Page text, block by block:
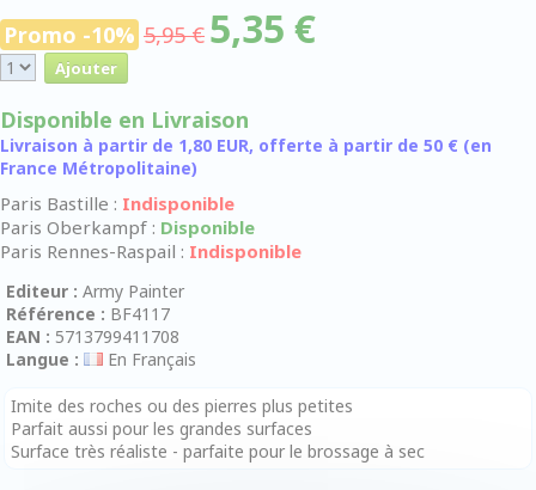
Promo -10% 5,95 € 5,35 €
Disponible en Livraison
Livraison à partir de 1,80 EUR, offerte à partir de 50 € (en
France Métropolitaine)
Paris Bastille : Indisponible
Paris Oberkampf : Disponible
Paris Rennes-Raspail : Indisponible
Editeur : Army Painter
Référence : BF4117
EAN : 5713799411708
Langue :
En Français
Imite des roches ou des pierres plus petites
Parfait aussi pour les grandes surfaces
Surface très réaliste - parfaite pour le brossage à sec